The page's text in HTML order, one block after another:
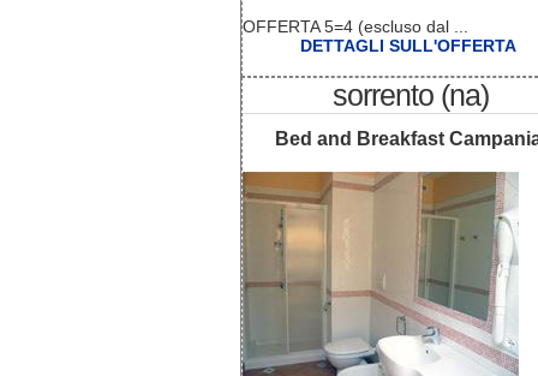
OFFERTA 5=4 (escluso dal ...
DETTAGLI SULL'OFFERTA
sorrento (na)
Bed and Breakfast